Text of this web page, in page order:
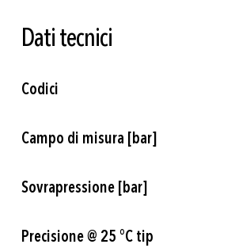
Dati tecnici
Più
informazioni
Codici
Campo di misura [bar]
Sovrapressione [bar]
Precisione @ 25 °C tip